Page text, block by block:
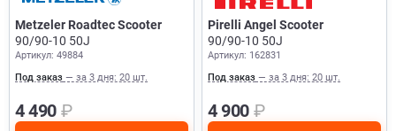
Metzeler Roadtec Scooter
90/90-10 50J
Артикул: 49884
Под заказ — за 3 дня: 20 шт.
4 490 ₽
Pirelli Angel Scooter
90/90-10 50J
Артикул: 162831
Под заказ — за 3 дня: 20 шт.
4 900 ₽